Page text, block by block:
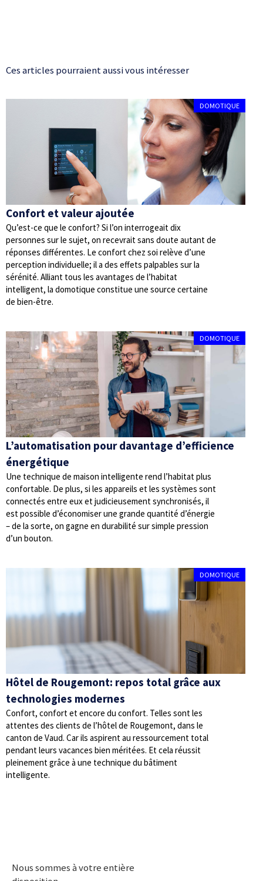
Ces articles pourraient aussi vous intéresser
DOMOTIQUE
Confort et valeur ajoutée
Qu’est-ce que le confort? Si l’on interrogeait dix
personnes sur le sujet, on recevrait sans doute autant de
réponses différentes. Le confort chez soi relève d’une
perception individuelle; il a des effets palpables sur la
sérénité. Alliant tous les avantages de l’habitat
intelligent, la domotique constitue une source certaine
de bien-être.
DOMOTIQUE
L’automatisation pour davantage d’efficience
énergétique
Une technique de maison intelligente rend l’habitat plus
confortable. De plus, si les appareils et les systèmes sont
connectés entre eux et judicieusement synchronisés, il
est possible d’économiser une grande quantité d’énergie
– de la sorte, on gagne en durabilité sur simple pression
d’un bouton.
DOMOTIQUE
Hôtel de Rougemont: repos total grâce aux
technologies modernes
Confort, confort et encore du confort. Telles sont les
attentes des clients de l’hôtel de Rougemont, dans le
canton de Vaud. Car ils aspirent au ressourcement total
pendant leurs vacances bien méritées. Et cela réussit
pleinement grâce à une technique du bâtiment
intelligente.
Nous sommes à votre entière